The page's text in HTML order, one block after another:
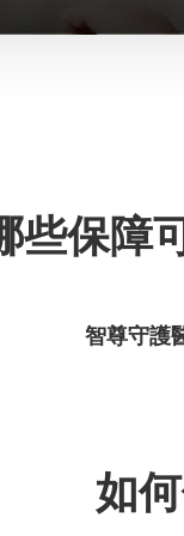
些保障
智尊守護
如